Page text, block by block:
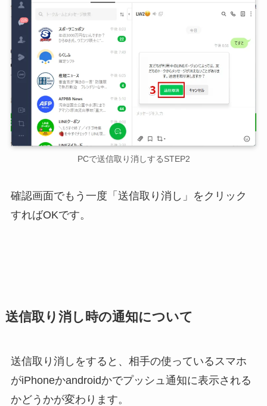
PCで送信取り消しするSTEP2
確認画面でもう一度「送信取り消し」をクリック
すればOKです。
送信取り消し時の通知について
送信取り消しをすると、相手の使っているスマホ
がiPhoneかandroidかでプッシュ通知に表示される
かどうかが変わります。